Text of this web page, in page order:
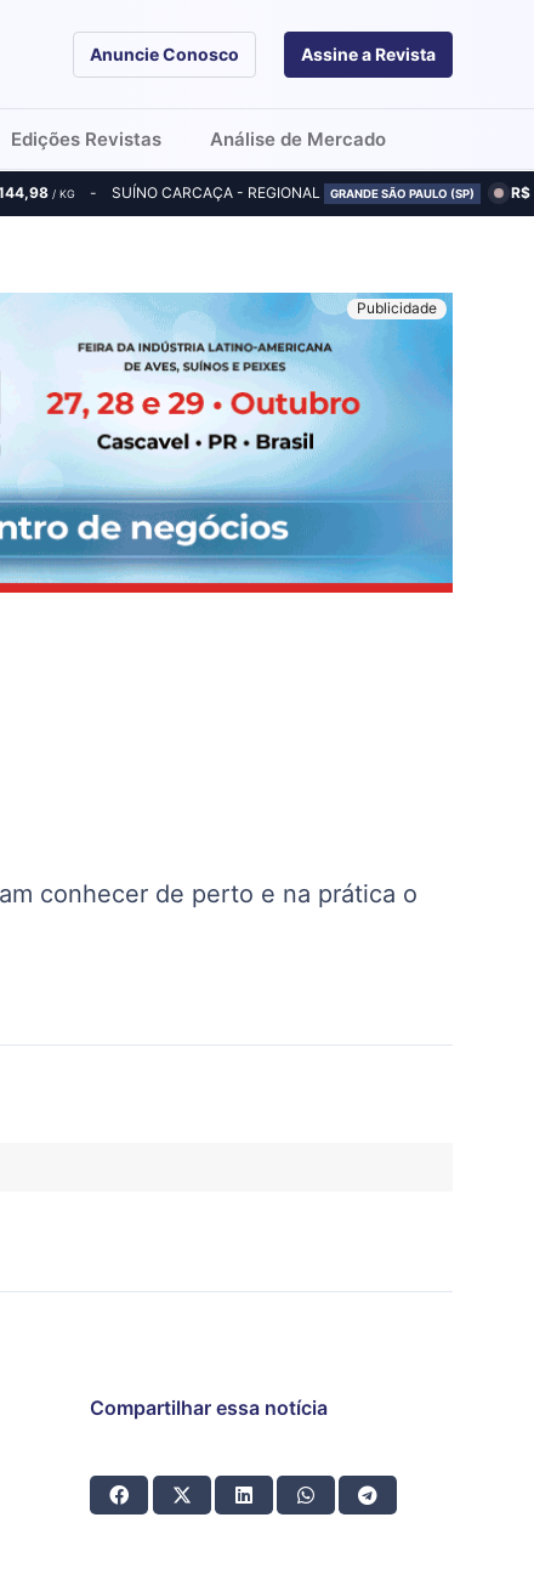
Anuncie Conosco Assine a Revista
Edições Revistas Análise de Mercado
/ KG SUÍNO CARCAÇA - REGIONAL GRANDE SÃO PAULO (SP)
conhecer de perto e na prática o
Compartilhar essa notícia